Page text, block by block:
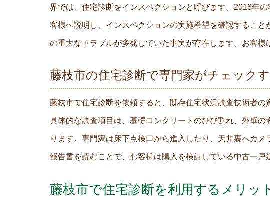
界では、住宅診断をインスペクションと呼びます。2018年
客様へ説明し、インスペクションの実施希望を確認するこ
の重大なトラブルが多発していた事実が存在します。お客
藤枝市の住宅診断で専門家がチェック
藤枝市で住宅診断を依頼すると、既存住宅状況調査技術者
具体的な調査項目は、基礎コンクリートのひび割れ、外壁
ります。専門家は床下点検口から進入したり、天井裏へカ
報告書を読むことで、お客様は購入を検討している中古一戸
藤枝市で住宅診断を利用するメリッ